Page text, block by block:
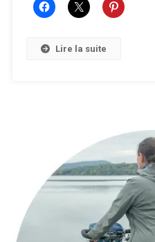
Lire la suite